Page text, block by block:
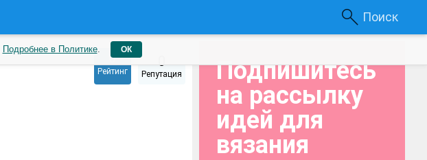
Поиск
0
Рейтинг
0
Репутация
Подпишитесь
на рассылку
идей для
вязания
Подробнее в Политике. ОК